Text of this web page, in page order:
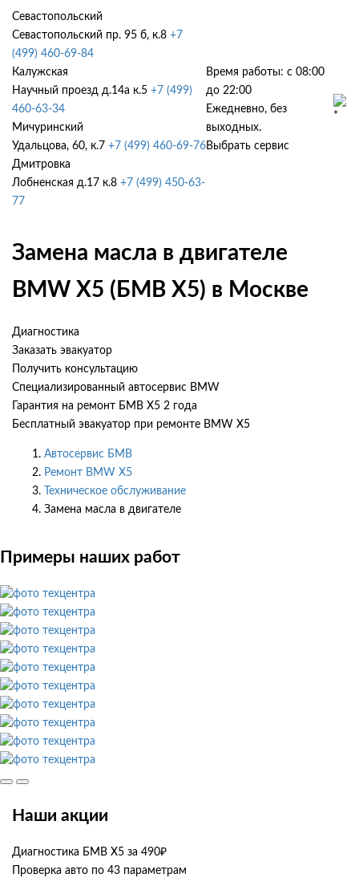
Севастопольский
Севастопольский пр. 95 б, к.8 +7
(499) 460-69-84
Калужская
Научный проезд д.14а к.5 +7 (499)
460-63-34
Мичуринский
Удальцова, 60, к.7 +7 (499) 460-69-76
Дмитровка
Лобненская д.17 к.8 +7 (499) 450-63-
77
Время работы: с 08:00
до 22:00
Ежедневно, без
выходных.
Выбрать сервис
Замена масла в двигателе
BMW X5 (БМВ Х5) в Москве
Диагностика
Заказать эвакуатор
Получить консультацию
Специализированный автосервис BMW
Гарантия на ремонт БМВ Х5 2 года
Бесплатный эвакуатор при ремонте BMW X5
Автосервис БМВ
Ремонт BMW X5
Техническое обслуживание
Замена масла в двигателе
Примеры наших работ
Наши акции
Диагностика БМВ Х5 за 490₽
Проверка авто по 43 параметрам